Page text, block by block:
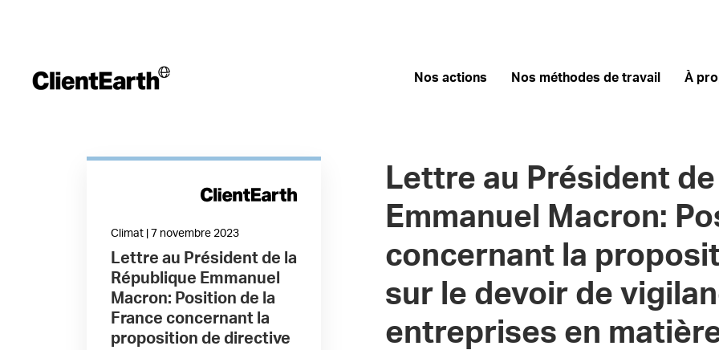
Nos actions Nos méthodes de travail À
Climat | 7 novembre 2023
Lettre au Président de la
République Emmanuel
Macron: Position de la
France concernant la
proposition de directive
Lettre au Président
Emmanuel Macron:
concernant la
sur le devoir de
entreprises en